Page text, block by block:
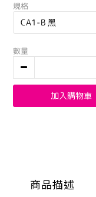
規格
數量
加入購物車
商品描述